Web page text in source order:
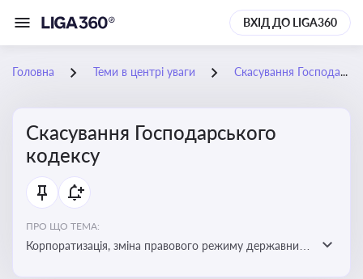
ВХІД ДО LIGA360
Головна Теми в центрі уваги Скасування Господарського кодексу
Скасування Господарського
кодексу
ПРО ЩО ТЕМА:
Корпоратизація, зміна правового режиму державних